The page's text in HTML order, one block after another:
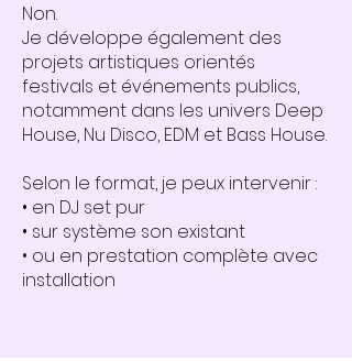
Non.
Je développe également des
projets artistiques orientés
festivals et événements publics,
notamment dans les univers Deep
House, Nu Disco, EDM et Bass House.
Selon le format, je peux intervenir :
• en DJ set pur
• sur système son existant
• ou en prestation complète avec
installation